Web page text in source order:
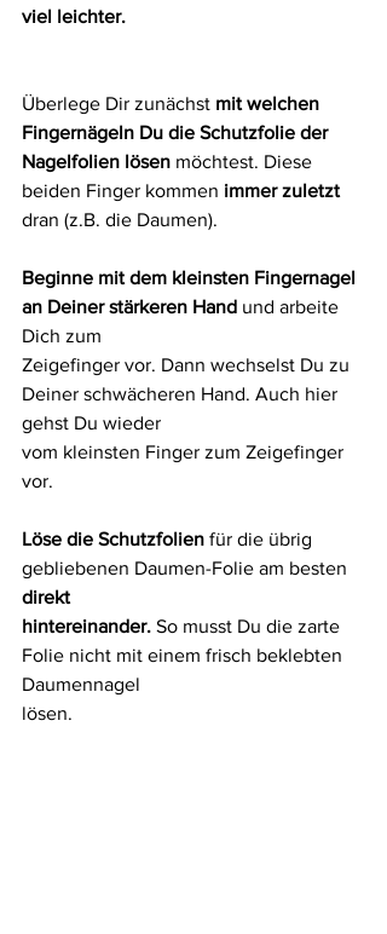
viel leichter.
Überlege Dir zunächst mit welchen
Fingernägeln Du die Schutzfolie der
Nagelfolien lösen möchtest. Diese
beiden Finger kommen immer zuletzt
dran (z.B. die Daumen).
Beginne mit dem kleinsten Fingernagel
an Deiner stärkeren Hand und arbeite
Dich zum
Zeigefinger vor. Dann wechselst Du zu
Deiner schwächeren Hand. Auch hier
gehst Du wieder
vom kleinsten Finger zum Zeigefinger
vor.
Löse die Schutzfolien für die übrig
gebliebenen Daumen-Folie am besten
direkt
hintereinander. So musst Du die zarte
Folie nicht mit einem frisch beklebten
Daumennagel
lösen.